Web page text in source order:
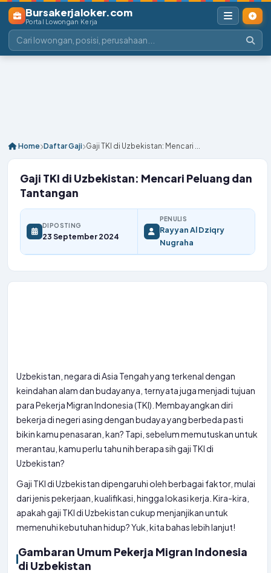
Bursakerjaloker.com
Portal Lowongan Kerja
Home Daftar Gaji Gaji TKI di Uzbekistan: Mencari ...
Gaji TKI di Uzbekistan: Mencari Peluang dan
Tantangan
DIPOSTING
23 September 2024
PENULIS
Rayyan Al Dziqry
Nugraha
Uzbekistan, negara di Asia Tengah yang terkenal dengan
keindahan alam dan budayanya, ternyata juga menjadi tujuan
para Pekerja Migran Indonesia (TKI). Membayangkan diri
bekerja di negeri asing dengan budaya yang berbeda pasti
bikin kamu penasaran, kan? Tapi, sebelum memutuskan untuk
merantau, kamu perlu tahu nih berapa sih gaji TKI di
Uzbekistan?
Gaji TKI di Uzbekistan dipengaruhi oleh berbagai faktor, mulai
dari jenis pekerjaan, kualifikasi, hingga lokasi kerja. Kira-kira,
apakah gaji TKI di Uzbekistan cukup menjanjikan untuk
memenuhi kebutuhan hidup? Yuk, kita bahas lebih lanjut!
Gambaran Umum Pekerja Migran Indonesia
di Uzbekistan